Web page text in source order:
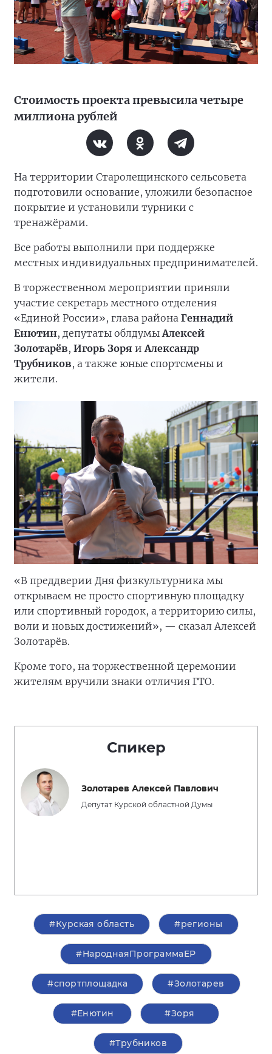
Стоимость проекта превысила четыре
миллиона рублей
На территории Старолещинского сельсовета
подготовили основание, уложили безопасное
покрытие и установили турники с
тренажёрами.
Все работы выполнили при поддержке
местных индивидуальных предпринимателей.
В торжественном мероприятии приняли
участие секретарь местного отделения
«Единой России», глава района Геннадий
Енютин, депутаты облдумыАлексей
Золотарёв, Игорь Зоря иАлександр
Трубников, а также юные спортсмены и
жители.
«В преддверии Дня физкультурника мы
открываем не просто спортивную площадку
или спортивный городок, а территорию силы,
воли и новых достижений», — сказал Алексей
Золотарёв.
Кроме того, на торжественной церемонии
жителям вручили знаки отличия ГТО.
Спикер
Золотарев Алексей Павлович
Депутат Курской областной Думы
#Курская область #регионы
#НароднаяПрограммаЕР
#спортплощадка #Золотарев
#Енютин #Зоря
#Трубников